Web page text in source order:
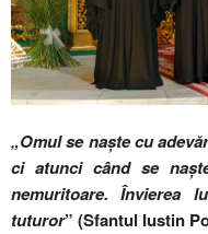
„Omul se naște cu
ci atunci când se
nemuritoare. Învierea
tuturor” (Sfantul Iustin